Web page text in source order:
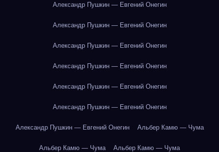
Александр Пушкин — Евгений Онегин
Александр Пушкин — Евгений Онегин
Александр Пушкин — Евгений Онегин
Александр Пушкин — Евгений Онегин
Александр Пушкин — Евгений Онегин
Александр Пушкин — Евгений Онегин
Александр Пушкин — Евгений Онегин Альбер Камю — Чума
Альбер Камю — Чума Альбер Камю — Чума